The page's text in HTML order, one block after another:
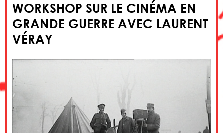
WORKSHOP SUR LE CINÉMA EN
GRANDE GUERRE AVEC LAURENT
VÉRAY